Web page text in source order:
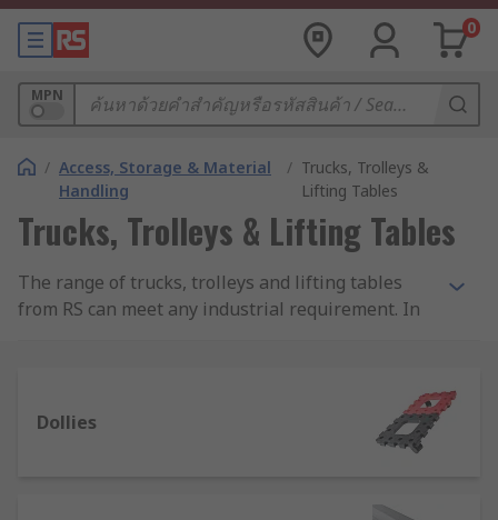
0
MPN
/ Access, Storage & Material
Handling
/ Trucks, Trolleys &
Lifting Tables
Trucks, Trolleys & Lifting Tables
The range of trucks, trolleys and lifting tables
from RS can meet any industrial requirement. In
stainless steel. Many of the trucks, trolleys and
lift tables are available as RS Pro, to help you cut
Dollies